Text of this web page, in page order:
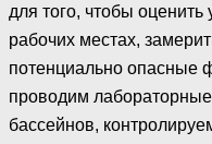
для того, чтобы
рабочих местах,
потенциально опасные
проводим
бассейнов,